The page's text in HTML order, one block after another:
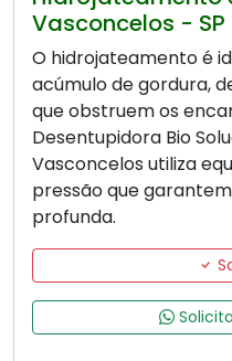
Vasconcelos - SP
O hidrojateamento é
acúmulo de gordura,
que obstruem os
Desentupidora Bio
Vasconcelos utiliza
pressão que
profunda.